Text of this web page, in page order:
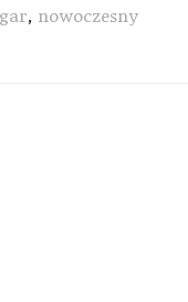
, nowoczesny